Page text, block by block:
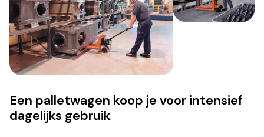
Een palletwagen koop je voor intensief
dagelijks gebruik